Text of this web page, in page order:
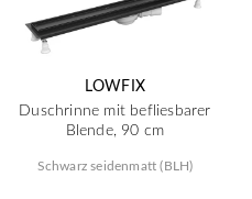
LOWFIX
Duschrinne mit befliesbarer
Blende, 90 cm
Schwarz seidenmatt (BLH)